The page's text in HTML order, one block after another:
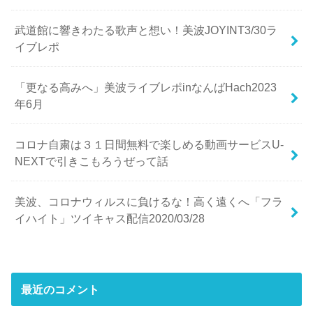
武道館に響きわたる歌声と想い！美波JOYINT3/30ラ
イブレポ
「更なる高みへ」美波ライブレポinなんばHach2023
年6月
コロナ自粛は３１日間無料で楽しめる動画サービスU-
NEXTで引きこもろうぜって話
美波、コロナウィルスに負けるな！高く遠くへ「フラ
イハイト」ツイキャス配信2020/03/28
最近のコメント